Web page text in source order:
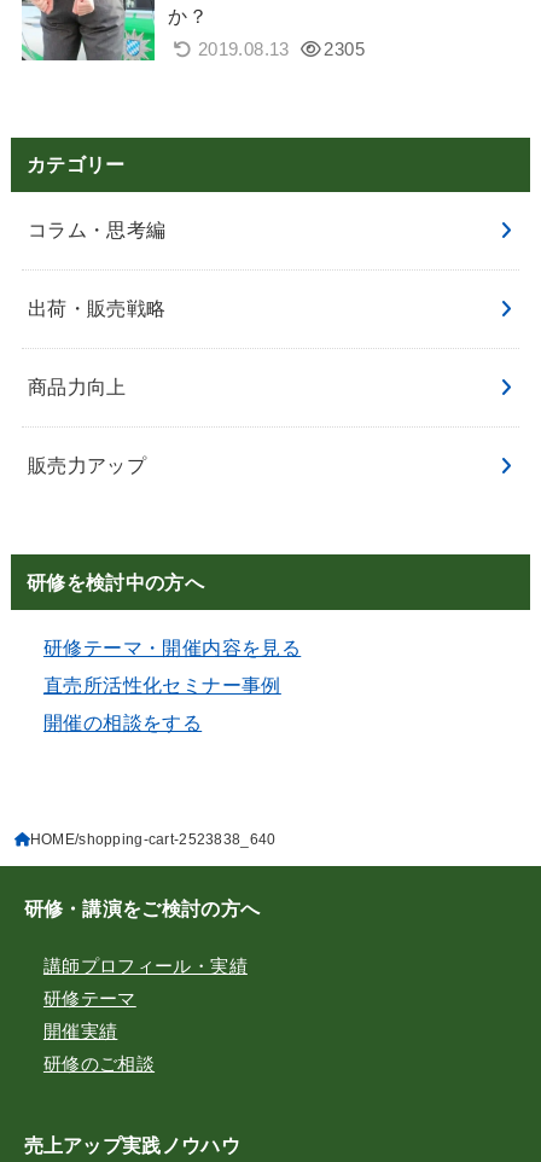
か？
2019.08.13 2305
カテゴリー
コラム・思考編
出荷・販売戦略
商品力向上
販売力アップ
研修を検討中の方へ
研修テーマ・開催内容を見る
直売所活性化セミナー事例
開催の相談をする
HOME shopping-cart-2523838_640
研修・講演をご検討の方へ
講師プロフィール・実績
研修テーマ
開催実績
研修のご相談
売上アップ実践ノウハウ